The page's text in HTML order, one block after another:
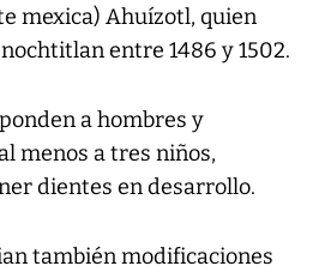
mexica) Ahuízotl, quien
entre 1486 y 1502.
a hombres y
menos a tres niños,
dientes en desarrollo.
también modificaciones